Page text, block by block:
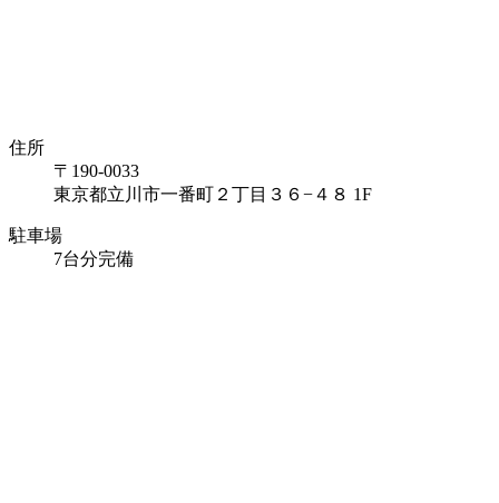
住所
〒190-0033
東京都立川市一番町２丁目３６−４８ 1F
駐車場
7台分完備